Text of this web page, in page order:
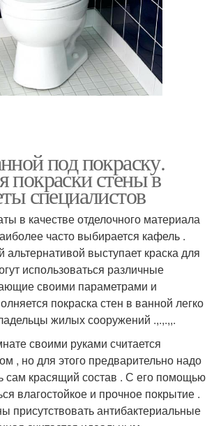
под покраску.
покраски стены в
специалистов
в качестве отделочного материала
часто выбирается кафель .
выступает краска для
использоваться различные
своими параметрами и
покраска стен в ванной легко
жилых сооружений .,.,.,,.
своими руками считается
, но для этого предварительно надо
сам красящий состав . С его помощью
влагостойкое и прочное покрытие .
присутствовать антибактериальные